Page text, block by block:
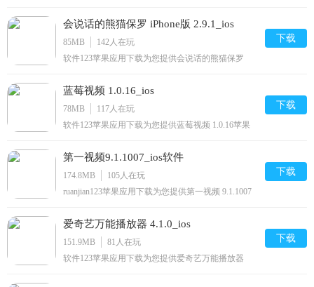
会说话的熊猫保罗 iPhone版 2.9.1_ios
85MB 142人在玩
软件123苹果应用下载为您提供会说话的熊猫保罗
苹果手机软件下载.
下载
蓝莓视频 1.0.16_ios
78MB 117人在玩
软件123苹果应用下载为您提供蓝莓视频 1.0.16苹果
下载
第一视频9.1.1007_ios软件
174.8MB 105人在玩
ruanjian123苹果应用下载为您提供第一视频 9.1.1007
下载
爱奇艺万能播放器 4.1.0_ios
151.9MB 81 人在玩
软件123苹果应用下载为您提供爱奇艺万能播放器
下载